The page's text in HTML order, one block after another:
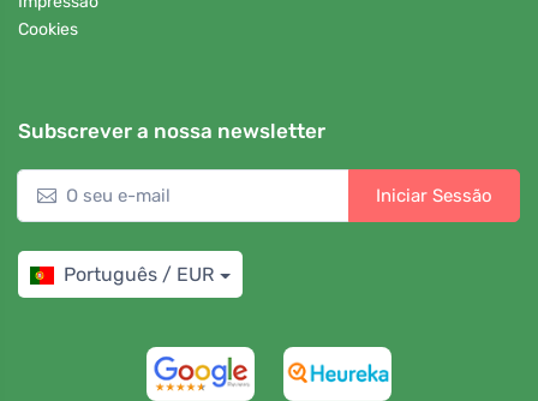
Cookies
Subscrever a nossa newsletter
Iniciar Sessão
Português / EUR